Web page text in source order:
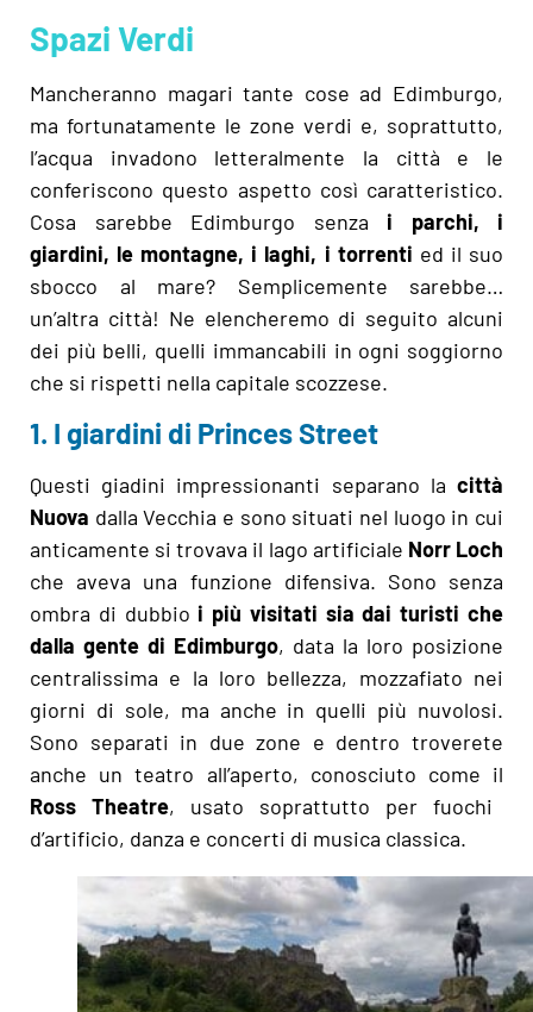
Spazi Verdi
Mancheranno magari tante cose ad Edimburgo,
ma fortunatamente le zone verdi e, soprattutto,
l’acqua invadono letteralmente la città e le
conferiscono questo aspetto così caratteristico.
Cosa sarebbe Edimburgo senza i parchi, i
giardini, le montagne, i laghi, i torrenti ed il suo
sbocco al mare? Semplicemente sarebbe…
un’altra città! Ne elencheremo di seguito alcuni
dei più belli, quelli immancabili in ogni soggiorno
che si rispetti nella capitale scozzese.
1. I giardini di Princes Street
Questi giadini impressionanti separano la città
Nuova dalla Vecchia e sono situati nel luogo in cui
anticamente si trovava il lago artificiale Norr Loch
che aveva una funzione difensiva. Sono senza
ombra di dubbio i più visitati sia dai turisti che
dalla gente di Edimburgo, data la loro posizione
centralissima e la loro bellezza, mozzafiato nei
giorni di sole, ma anche in quelli più nuvolosi.
Sono separati in due zone e dentro troverete
anche un teatro all’aperto, conosciuto come il
Ross Theatre, usato soprattutto per fuochi
d’artificio, danza e concerti di musica classica.